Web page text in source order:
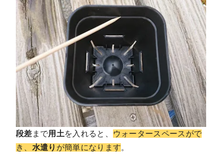
段差 まで用土を入れると、
ウォータースペースがで
き、 水遣り が簡単になります。